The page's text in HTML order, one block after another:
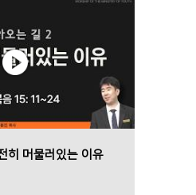
히 머물러있는 이유